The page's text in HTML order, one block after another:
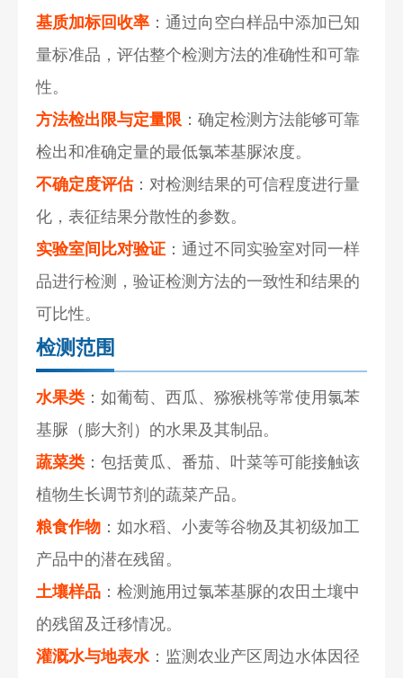
基质加标回收率 ：通过向空白样品中添加已知
量标准品，评估整个检测方法的准确性和可靠
性。
方法检出限与定量限 ：确定检测方法能够可靠
检出和准确定量的最低氯苯基脲浓度。
不确定度评估：对检测结果的可信程度进行量
化，表征结果分散性的参数。
实验室间比对验证 ：通过不同实验室对同一样
品进行检测，验证检测方法的一致性和结果的
可比性。
检测范围
水果类 ：如葡萄、西瓜、猕猴桃等常使用氯苯
基脲（膨大剂）的水果及其制品。
蔬菜类 ：包括黄瓜、番茄、叶菜等可能接触该
植物生长调节剂的蔬菜产品。
粮食作物 ：如水稻、小麦等谷物及其初级加工
产品中的潜在残留。
土壤样品 ：检测施用过氯苯基脲的农田土壤中
的残留及迁移情况。
灌溉水与地表水：监测农业产区周边水体因径